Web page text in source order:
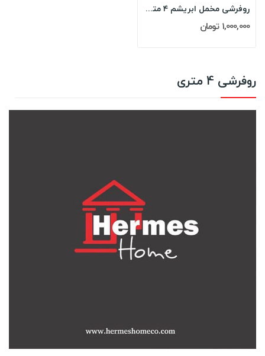
روفرشی 4 متری
روفرشی مخمل ابریشم ۴ متری هرمس HERMES مدل: 0044
1,000,000 تومان